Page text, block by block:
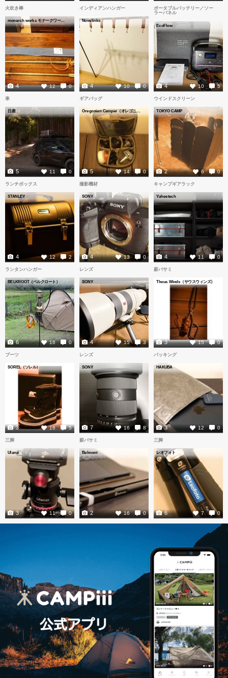
火吹き棒
monarch works モナークワークス
12 0
4
インディアンハンガー
Novelinks
10 0
4
ポータブルバッテリー／ソー
ラーパネル
EcoFlow
10 5
4
車
日産
11 0
5
ギアバッグ
Oregonian Camper（オレゴニアンキャンパー）
14 0
5
ウインドスクリーン
TOKYO CAMP
6 0
2
ランチボックス
STANLEY
12 2
4
撮影機材
SONY
13 0
4
キャンプギアラック
Yaheetech
11 0
4
ランタンハンガー
BELKROOT（ベルクロート）
16 0
6
レンズ
SONY
15 3
4
薪バサミ
Thous Winds（サウスウィンズ）
15 0
3
ブーツ
SOREL（ソレル）
16 5
3
レンズ
SONY
16 8
7
パッキング
HAKUBA
12 0
3
三脚
Ulanzi
11 0
3
薪バサミ
Belmont
16 0
2
三脚
レオフォト
7 0
6